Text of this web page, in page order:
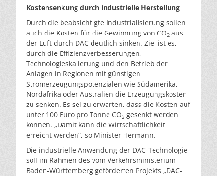
Kostensenkung durch industrielle Herstellung
Durch die beabsichtigte Industrialisierung sollen
auch die Kosten für die Gewinnung von CO2 aus
der Luft durch DAC deutlich sinken. Ziel ist es,
durch die Effizienzverbesserungen,
Technologieskalierung und den Betrieb der
Anlagen in Regionen mit günstigen
Stromerzeugungspotenzialen wie Südamerika,
Nordafrika oder Australien die Erzeugungskosten
zu senken. Es sei zu erwarten, dass die Kosten auf
unter 100 Euro pro Tonne CO2 gesenkt werden
können. „Damit kann die Wirtschaftlichkeit
erreicht werden“, so Minister Hermann.
Die industrielle Anwendung der DAC-Technologie
soll im Rahmen des vom Verkehrsministerium
Baden-Württemberg geförderten Projekts „DAC-